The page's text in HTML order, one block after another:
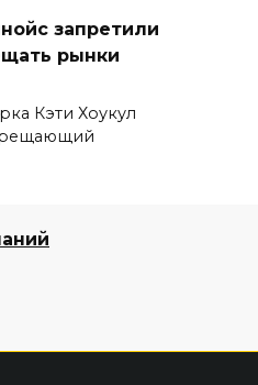
запретили
рынки
Кэти Хоукул